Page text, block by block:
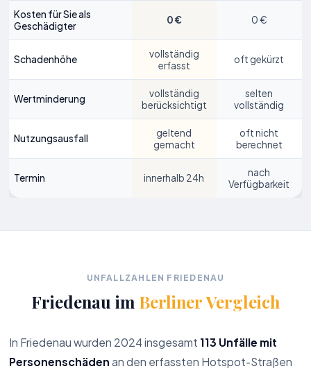
Seitenschaden
5.108 €
Kosten für Sie als
Geschädigter
0 € 0 €
Schadenhöhe
vollständig
erfasst
oft gekürzt
Wertminderung
vollständig
berücksichtigt
selten
vollständig
Nutzungsausfall
geltend
gemacht
oft nicht
berechnet
Termin innerhalb 24h
nach
Verfügbarkeit
UNFALLZAHLEN FRIEDENAU
Friedenau im Berliner Vergleich
In Friedenau wurden 2024 insgesamt 113 Unfälle mit
Personenschäden an den erfassten Hotspot-Straßen